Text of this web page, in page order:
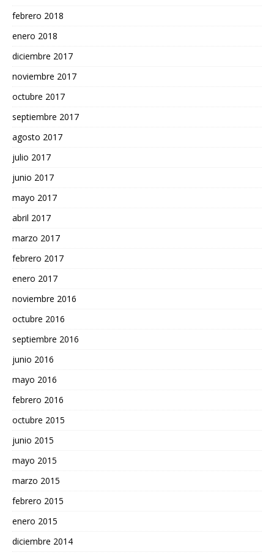
febrero 2018
enero 2018
diciembre 2017
noviembre 2017
octubre 2017
septiembre 2017
agosto 2017
julio 2017
junio 2017
mayo 2017
abril 2017
marzo 2017
febrero 2017
enero 2017
noviembre 2016
octubre 2016
septiembre 2016
junio 2016
mayo 2016
febrero 2016
octubre 2015
junio 2015
mayo 2015
marzo 2015
febrero 2015
enero 2015
diciembre 2014